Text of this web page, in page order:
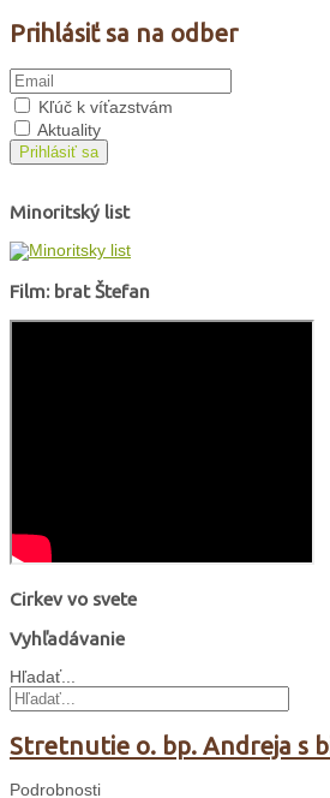
Prihlásiť sa na odber
Kľúč k víťazstvám
Aktuality
Prihlásiť sa
Minoritský list
Film: brat Štefan
Cirkev vo svete
Vyhľadávanie
Hľadať...
Stretnutie o. bp. Andreja s
Podrobnosti